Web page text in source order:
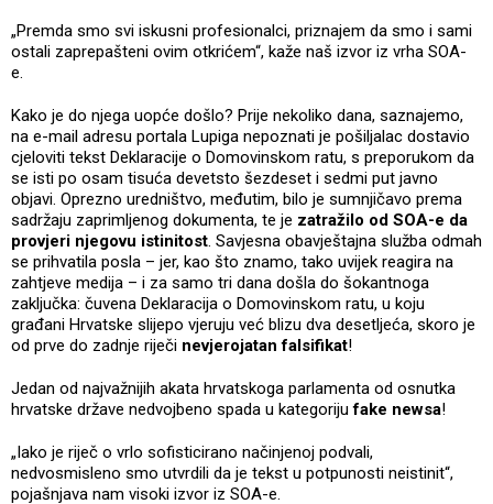
„Premda smo svi iskusni profesionalci, priznajem da smo i sami
ostali zaprepašteni ovim otkrićem“, kaže naš izvor iz vrha SOA-
e.
Kako je do njega uopće došlo? Prije nekoliko dana, saznajemo,
na e-mail adresu portala Lupiga nepoznati je pošiljalac dostavio
cjeloviti tekst Deklaracije o Domovinskom ratu, s preporukom da
se isti po osam tisuća devetsto šezdeset i sedmi put javno
objavi. Oprezno uredništvo, međutim, bilo je sumnjičavo prema
sadržaju zaprimljenog dokumenta, te je zatražilo od SOA-e da
provjeri njegovu istinitost. Savjesna obavještajna služba odmah
se prihvatila posla – jer, kao što znamo, tako uvijek reagira na
zahtjeve medija – i za samo tri dana došla do šokantnoga
zaključka: čuvena Deklaracija o Domovinskom ratu, u koju
građani Hrvatske slijepo vjeruju već blizu dva desetljeća, skoro je
od prve do zadnje riječi nevjerojatan falsifikat!
Jedan od najvažnijih akata hrvatskoga parlamenta od osnutka
hrvatske države nedvojbeno spada u kategorijufake newsa!
„Iako je riječ o vrlo sofisticirano načinjenoj podvali,
nedvosmisleno smo utvrdili da je tekst u potpunosti neistinit“,
pojašnjava nam visoki izvor iz SOA-e.